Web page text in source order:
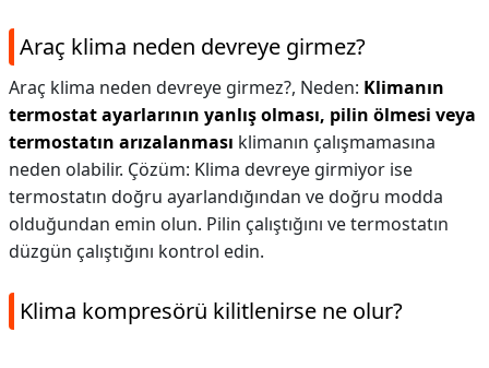
Araç klima neden devreye girmez?
Araç klima neden devreye girmez?, Neden: Klimanın
termostat ayarlarının yanlış olması, pilin ölmesi veya
termostatın arızalanması klimanın çalışmamasına
neden olabilir. Çözüm: Klima devreye girmiyor ise
termostatın doğru ayarlandığından ve doğru modda
olduğundan emin olun. Pilin çalıştığını ve termostatın
düzgün çalıştığını kontrol edin.
Klima kompresörü kilitlenirse ne olur?